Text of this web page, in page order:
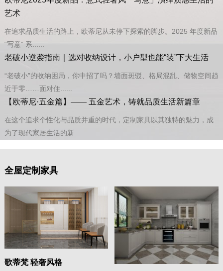
艺术
在追求品质生活的路上，欧蒂尼从未停下探索的脚步。2025 年度新品
“写意” 系......
老破小逆袭指南｜选对收纳设计，小户型也能“装”下大生活
“老破小”的收纳困局，你中招了吗？墙面斑驳、格局混乱、储物空间趋
近于零……面对住......
【欧蒂尼·五金篇】—— 五金艺术，铸就品质生活新篇章
在这个追求个性化与品质并重的时代，定制家具以其独特的魅力，成
为了现代家居生活的新......
全屋定制家具
歌蒂梵 轻奢风格